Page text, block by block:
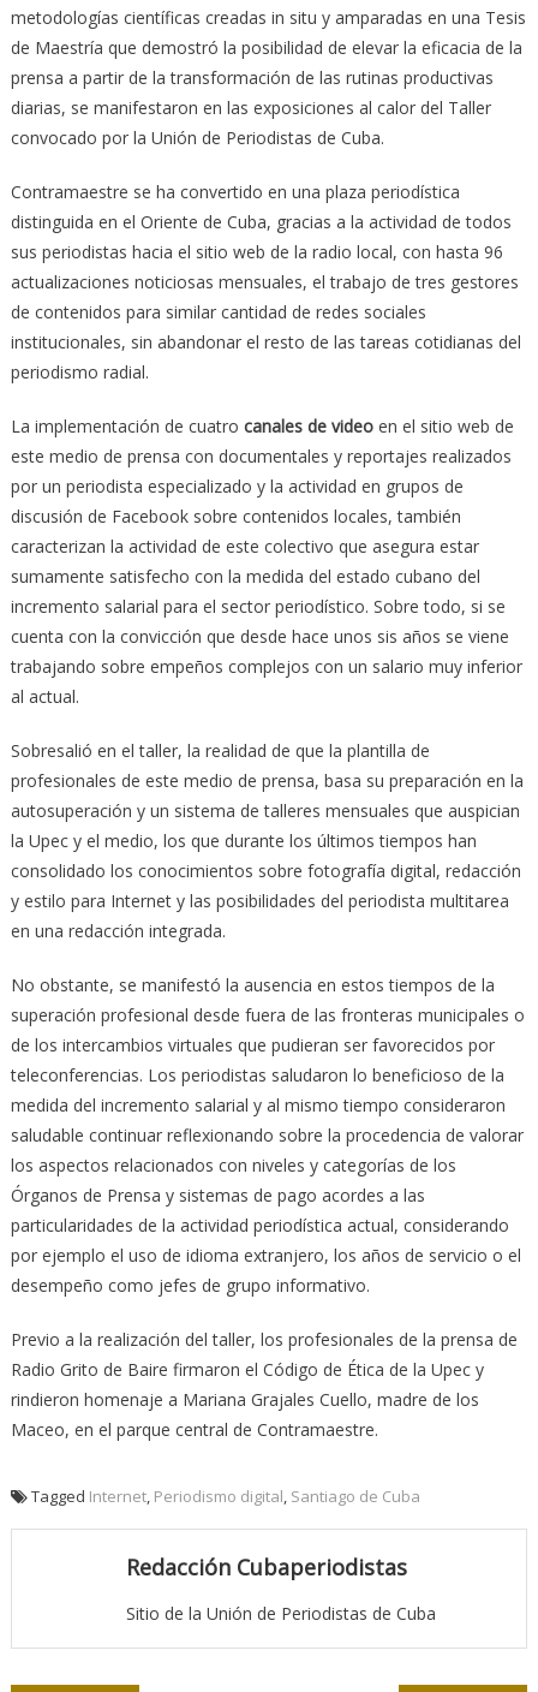
metodologías científicas creadas in situ y amparadas en una Tesis
de Maestría que demostró la posibilidad de elevar la eficacia de la
prensa a partir de la transformación de las rutinas productivas
diarias, se manifestaron en las exposiciones al calor del Taller
convocado por la Unión de Periodistas de Cuba.
Contramaestre se ha convertido en una plaza periodística
distinguida en el Oriente de Cuba, gracias a la actividad de todos
sus periodistas hacia el sitio web de la radio local, con hasta 96
actualizaciones noticiosas mensuales, el trabajo de tres gestores
de contenidos para similar cantidad de redes sociales
institucionales, sin abandonar el resto de las tareas cotidianas del
periodismo radial.
La implementación de cuatro canales de videoen el sitio web de
este medio de prensa con documentales y reportajes realizados
por un periodista especializado y la actividad en grupos de
discusión de Facebook sobre contenidos locales, también
caracterizan la actividad de este colectivo que asegura estar
sumamente satisfecho con la medida del estado cubano del
incremento salarial para el sector periodístico. Sobre todo, si se
cuenta con la convicción que desde hace unos sis años se viene
trabajando sobre empeños complejos con un salario muy inferior
al actual.
Sobresalió en el taller, la realidad de que la plantilla de
profesionales de este medio de prensa, basa su preparación en la
autosuperación y un sistema de talleres mensuales que auspician
la Upec y el medio, los que durante los últimos tiempos han
consolidado los conocimientos sobre fotografía digital, redacción
y estilo para Internet y las posibilidades del periodista multitarea
en una redacción integrada.
No obstante, se manifestó la ausencia en estos tiempos de la
superación profesional desde fuera de las fronteras municipales o
de los intercambios virtuales que pudieran ser favorecidos por
teleconferencias. Los periodistas saludaron lo beneficioso de la
medida del incremento salarial y al mismo tiempo consideraron
saludable continuar reflexionando sobre la procedencia de valorar
los aspectos relacionados con niveles y categorías de los
Órganos de Prensa y sistemas de pago acordes a las
particularidades de la actividad periodística actual, considerando
por ejemplo el uso de idioma extranjero, los años de servicio o el
desempeño como jefes de grupo informativo.
Previo a la realización del taller, los profesionales de la prensa de
Radio Grito de Baire firmaron el Código de Ética de la Upec y
rindieron homenaje a Mariana Grajales Cuello, madre de los
Maceo, en el parque central de Contramaestre.
Tagged Internet, Periodismo digital, Santiago de Cuba
Redacción Cubaperiodistas
Sitio de la Unión de Periodistas de Cuba